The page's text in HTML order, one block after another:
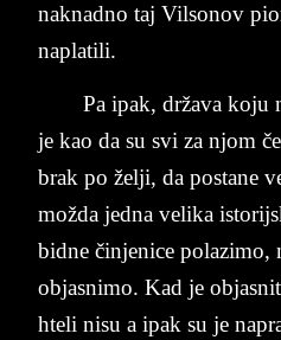
na­knad­no taj Vil­so­nov
na­plati­li.
Pa ipak, država koju
je kao da su svi za njom
brak po želji, da po­sta­ne
možda jed­na ve­li­ka
bid­ne čin­je­ni­ce po­la­zi­mo,
o­bja­sni­mo. Ka­d je
hte­li nisu a ipak su je